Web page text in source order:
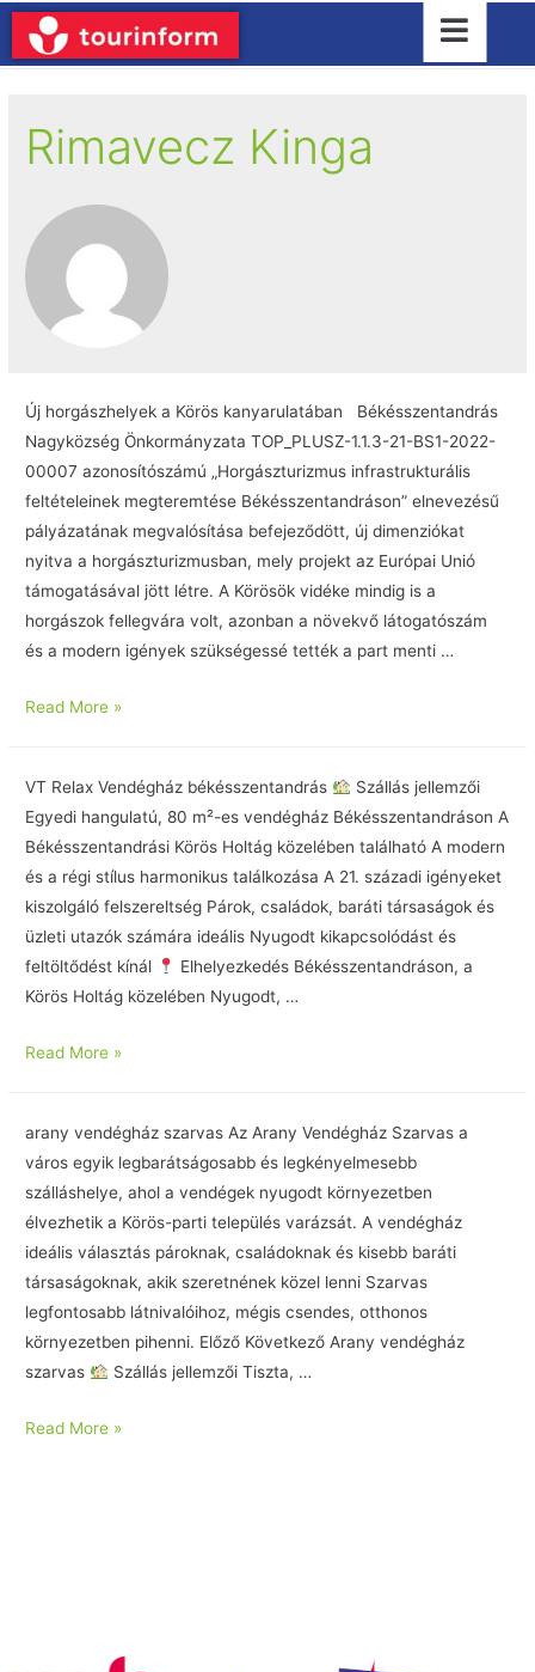
Rimavecz Kinga
Új horgászhelyek a Körös kanyarulatában Békésszentandrás
Nagyközség Önkormányzata TOP_PLUSZ-1.1.3-21-BS1-2022-
00007 azonosítószámú „Horgászturizmus infrastrukturális
feltételeinek megteremtése Békésszentandráson” elnevezésű
pályázatának megvalósítása befejeződött, új dimenziókat
nyitva a horgászturizmusban, mely projekt az Európai Unió
támogatásával jött létre. A Körösök vidéke mindig is a
horgászok fellegvára volt, azonban a növekvő látogatószám
és a modern igények szükségessé tették a part menti …
Read More »
VT Relax Vendégház békésszentandrás
Szállás jellemzői
Egyedi hangulatú, 80 m²-es vendégház Békésszentandráson A
Békésszentandrási Körös Holtág közelében található A modern
és a régi stílus harmonikus találkozása A 21. századi igényeket
kiszolgáló felszereltség Párok, családok, baráti társaságok és
üzleti utazók számára ideális Nyugodt kikapcsolódást és
feltöltődést kínál
Elhelyezkedés Békésszentandráson, a
Körös Holtág közelében Nyugodt, …
Read More »
arany vendégház szarvas Az Arany Vendégház Szarvas a
város egyik legbarátságosabb és legkényelmesebb
szálláshelye, ahol a vendégek nyugodt környezetben
élvezhetik a Körös-parti település varázsát. A vendégház
ideális választás pároknak, családoknak és kisebb baráti
társaságoknak, akik szeretnének közel lenni Szarvas
legfontosabb látnivalóihoz, mégis csendes, otthonos
környezetben pihenni. Előző Következő Arany vendégház
szarvas
Szállás jellemzői Tiszta, …
Read More »